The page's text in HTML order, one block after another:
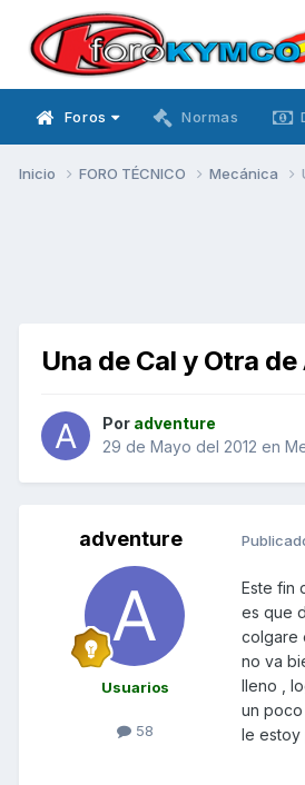
Foros Normas
Inicio FORO TÉCNICO Mecánica
Una de Cal y Otra de
Por adventure
29 de Mayo del 2012 en
adventure
Usuarios
58
Este fin
es que
colgare
no va
lleno ,
un poco
le estoy